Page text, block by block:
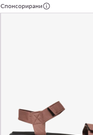
Спонсорирани